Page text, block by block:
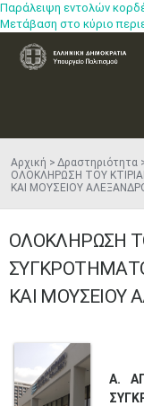
Παράλειψη εντολών
Μετάβαση στο κύριο
Αρχική Δραστηριότητα
ΟΛΟΚΛΗΡΩΣΗ ΤΟΥ
ΚΑΙ ΜΟΥΣΕΙΟΥ
ΟΛΟΚΛΗΡΩΣΗ
ΚΑΙ ΜΟΥΣΕΙΟΥ
Α.